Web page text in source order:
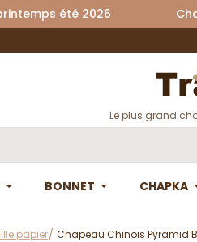
printemps été 2026
Le plus grand
BONNET CHAPKA
papier Chapeau Chinois Pyramid